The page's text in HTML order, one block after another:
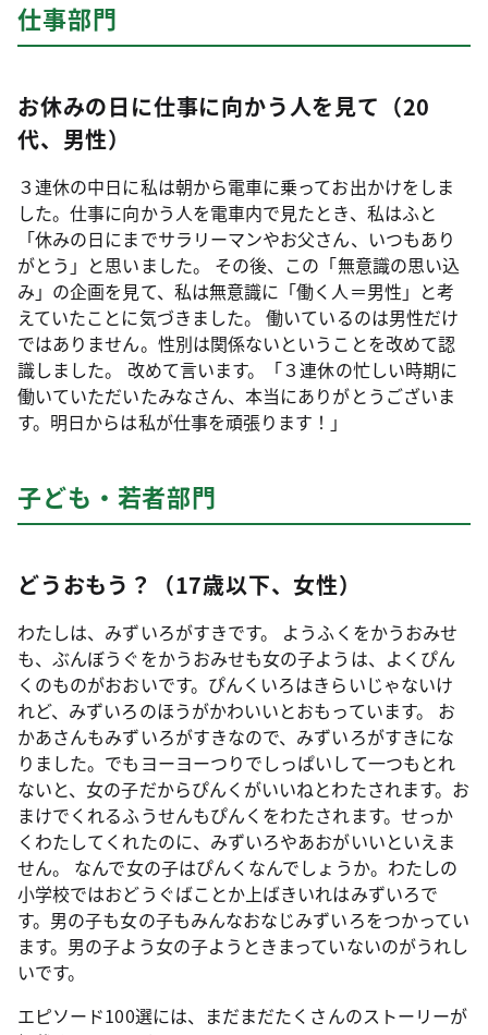
仕事部門
お休みの日に仕事に向かう人を見て（20
代、男性）
３連休の中日に私は朝から電車に乗ってお出かけをしま
した。仕事に向かう人を電車内で見たとき、私はふと
「休みの日にまでサラリーマンやお父さん、いつもあり
がとう」と思いました。 その後、この「無意識の思い込
み」の企画を見て、私は無意識に「働く人＝男性」と考
えていたことに気づきました。 働いているのは男性だけ
ではありません。性別は関係ないということを改めて認
識しました。 改めて言います。「３連休の忙しい時期に
働いていただいたみなさん、本当にありがとうございま
す。明日からは私が仕事を頑張ります！」
子ども・若者部門
どうおもう？（17歳以下、女性）
わたしは、みずいろがすきです。 ようふくをかうおみせ
も、ぶんぼうぐをかうおみせも女の子ようは、よくぴん
くのものがおおいです。ぴんくいろはきらいじゃないけ
れど、みずいろのほうがかわいいとおもっています。 お
かあさんもみずいろがすきなので、みずいろがすきにな
りました。でもヨーヨーつりでしっぱいして一つもとれ
ないと、女の子だからぴんくがいいねとわたされます。お
まけでくれるふうせんもぴんくをわたされます。せっか
くわたしてくれたのに、みずいろやあおがいいといえま
せん。 なんで女の子はぴんくなんでしょうか。わたしの
小学校ではおどうぐばことか上ばきいれはみずいろで
す。男の子も女の子もみんなおなじみずいろをつかってい
ます。男の子よう女の子ようときまっていないのがうれし
いです。
エピソード100選には、まだまだたくさんのストーリーが